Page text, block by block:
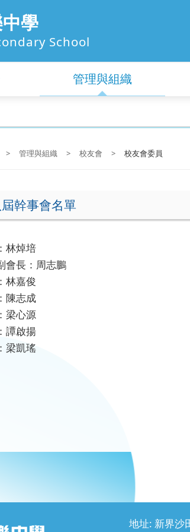
學
School
管理與組織
> 管理與組織 > 校友會 > 校友會委員
幹事會名單
林焯培
會長：周志鵬
林嘉俊
陳志成
梁心源
譚啟揚
梁凱瑤
地址: 新界沙